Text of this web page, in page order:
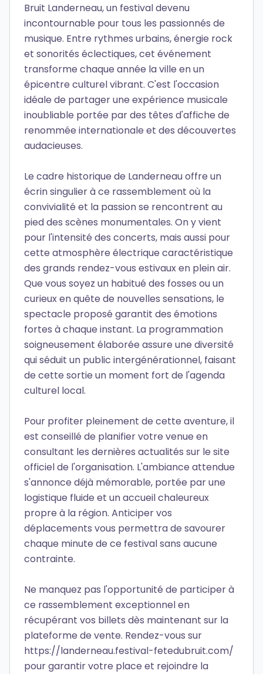
Bruit Landerneau, un festival devenu
incontournable pour tous les passionnés de
musique. Entre rythmes urbains, énergie rock
et sonorités éclectiques, cet événement
transforme chaque année la ville en un
épicentre culturel vibrant. C'est l'occasion
idéale de partager une expérience musicale
inoubliable portée par des têtes d'affiche de
renommée internationale et des découvertes
audacieuses.
Le cadre historique de Landerneau offre un
écrin singulier à ce rassemblement où la
convivialité et la passion se rencontrent au
pied des scènes monumentales. On y vient
pour l'intensité des concerts, mais aussi pour
cette atmosphère électrique caractéristique
des grands rendez-vous estivaux en plein air.
Que vous soyez un habitué des fosses ou un
curieux en quête de nouvelles sensations, le
spectacle proposé garantit des émotions
fortes à chaque instant. La programmation
soigneusement élaborée assure une diversité
qui séduit un public intergénérationnel, faisant
de cette sortie un moment fort de l'agenda
culturel local.
Pour profiter pleinement de cette aventure, il
est conseillé de planifier votre venue en
consultant les dernières actualités sur le site
officiel de l'organisation. L'ambiance attendue
s'annonce déjà mémorable, portée par une
logistique fluide et un accueil chaleureux
propre à la région. Anticiper vos
déplacements vous permettra de savourer
chaque minute de ce festival sans aucune
contrainte.
Ne manquez pas l'opportunité de participer à
ce rassemblement exceptionnel en
récupérant vos billets dès maintenant sur la
plateforme de vente. Rendez-vous sur
https://landerneau.festival-fetedubruit.com/
pour garantir votre place et rejoindre la